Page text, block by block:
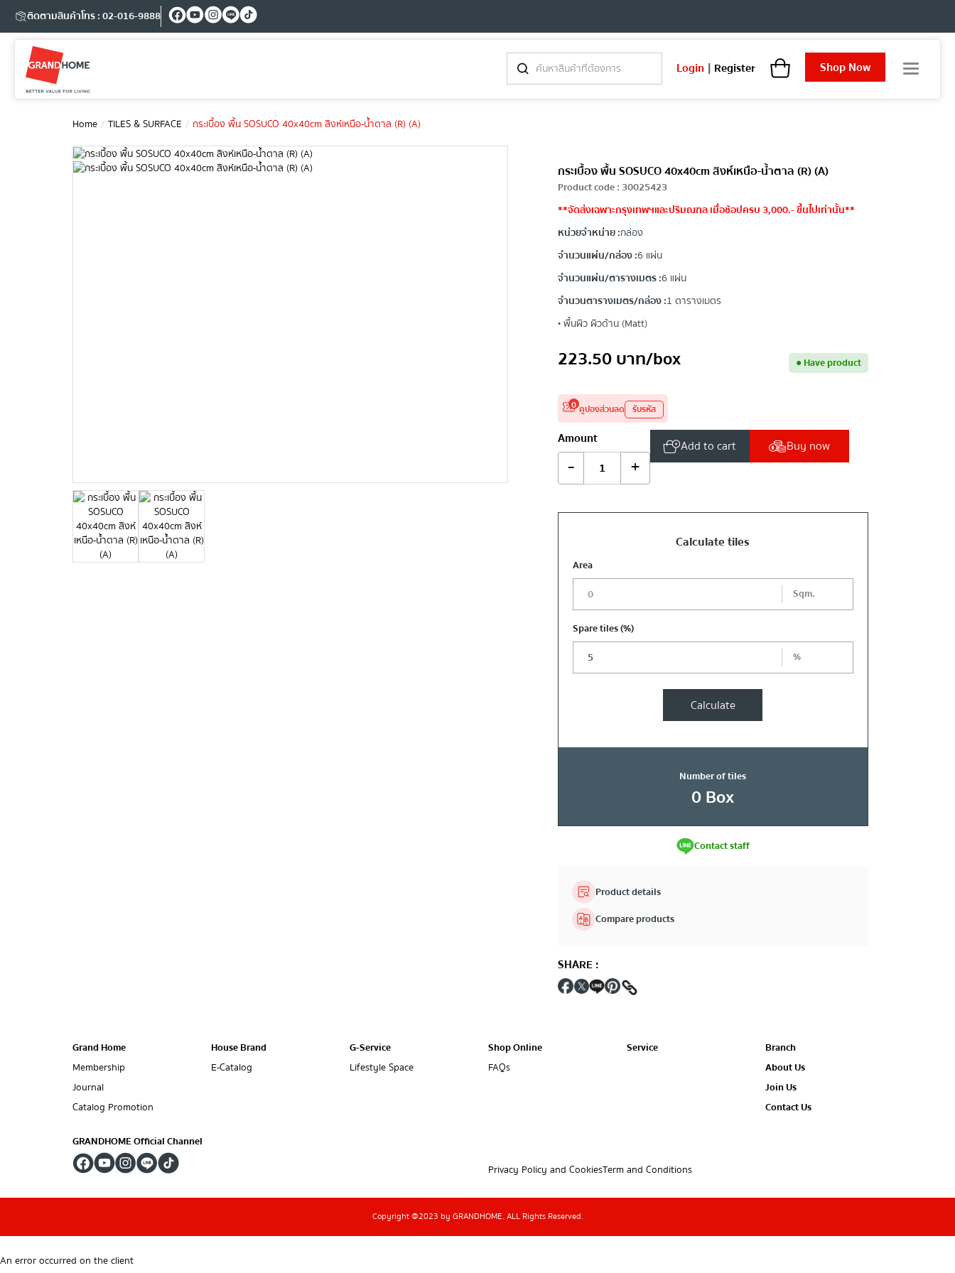
ติดตามสินค้าโทร : 02-016-9888
Login | Register Shop Now
T
g
Home TILES & SURFACE กระเบื้อง พื้น SOSUCO 40x40cm สิงห์เหนือ-น้ำตาล (R) (A)
กระเบื้อง พื้น SOSUCO 40x40cm สิงห์เหนือ-น้ำตาล (R) (A)
Product code: 30025423
**จัดส่งเฉพาะกรุงเทพฯและปริมณฑล เมื่อช้อปครบ 3,000.- ขึ้นไปเท่านั้น**
หน่วยจำหน่าย :กล่อง
จำนวนแผ่น/กล่อง :6 แผ่น
จำนวนแผ่น/ตารางเมตร :6 แผ่น
จำนวนตารางเมตร/กล่อง :1 ตารางเมตร
• พื้นผิว ผิวด้าน (Matt)
223.50บาท/box ●Have product
0 คูปองส่วนลด รับรหัส
Amount
- +
Add to cart Buy now
Calculate tiles
Area
Sqm.
Spare tiles(%)
%
Calculate
Number of tiles
0Box
Contact staff
Product details
Compare products
SHARE:
Grand Home
Membership
Journal
Catalog Promotion
House Brand
E-Catalog
G-Service
Lifestyle Space
Shop Online
FAQs
Service
Branch
About Us
Join Us
Contact Us
GRANDHOME Official Channel
Privacy Policy and CookiesTerm and Conditions
Copyright @2023 by GRANDHOME. ALL Rights Reserved.
An error occurred on the client